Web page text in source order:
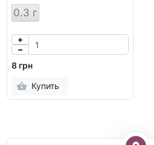
0.3 г
8 грн
Купить